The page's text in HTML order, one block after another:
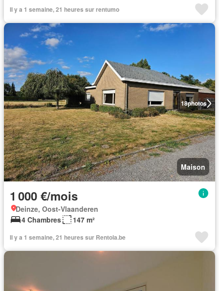
Il y a 1 semaine, 21 heures sur rentumo
18photos
Maison
1 000 €/mois
Deinze, Oost-Vlaanderen
4 Chambres
147 m²
Il y a 1 semaine, 21 heures sur Rentola.be